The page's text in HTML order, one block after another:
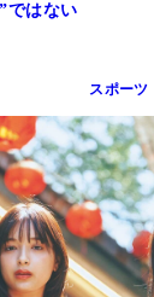
ではない
スポーツ